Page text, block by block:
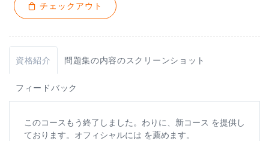
チェックアウト
資格紹介 問題集の内容のスクリーンショット
フィードバック
このコースもう終了しました。わりに、新コース を提供し
ております。オフィシャルには を薦めます。